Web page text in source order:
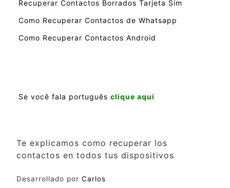
Recuperar Contactos Borrados Tarjeta Sim
Como Recuperar Contactos de Whatsapp
Como Recuperar Contactos Android
Se você fala português clique aqui
Te explicamos como recuperar los
contactos en todos tus dispositivos
Desarrollado por Carlos